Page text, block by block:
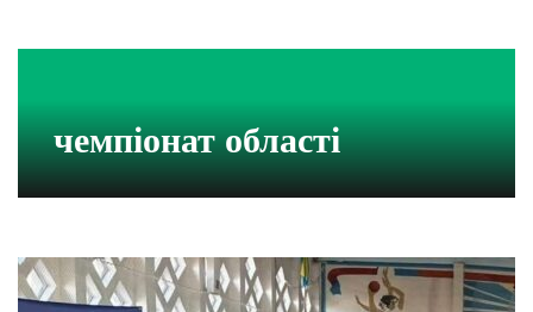
чемпіонат області